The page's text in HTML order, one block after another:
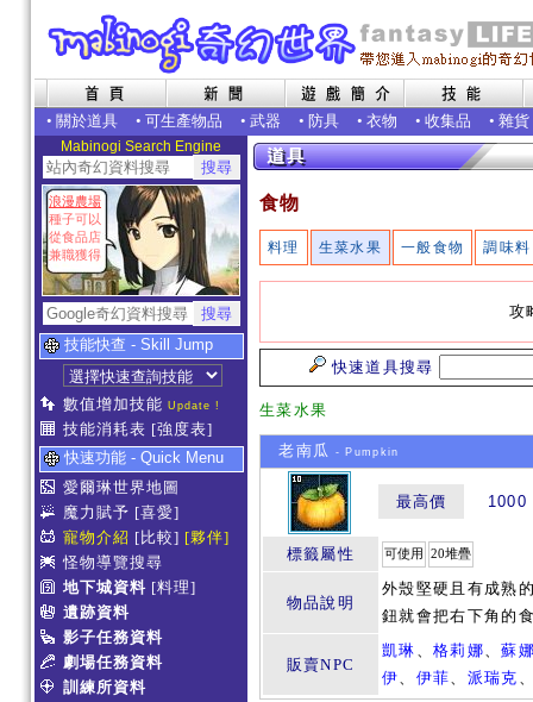
• 關於道具 • 可生產物品 • 武器 • 防具 • 衣物 • 收集品 • 雜貨
Mabinogi Search Engine
浪漫農場
種子可以
從食品店
兼職獲得
技能快查 - Skill Jump
數值增加技能 Update !
技能消耗表 [強度表]
快速功能 - Quick Menu
愛爾琳世界地圖
魔力賦予 [喜愛]
寵物介紹 [比較] [夥伴]
怪物導覽搜尋
地下城資料 [料理]
遺跡資料
影子任務資料
劇場任務資料
訓練所資料
食物
料理 生菜水果 一般食物 調味料
攻
快速道具搜尋
生菜水果
老南瓜 - Pumpkin
最高價 1000
標籤屬性 可使用 20堆疊
物品說明
外殼堅硬且有成熟
鈕就會把右下角的
販賣NPC
凱琳 、格莉娜、蘇
伊、 伊菲、 派瑞克